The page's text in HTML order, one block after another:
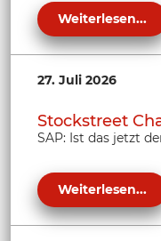
Weiterlesen...
27. Juli 2026
Stockstreet
SAP: Ist das jetzt
Weiterlesen...